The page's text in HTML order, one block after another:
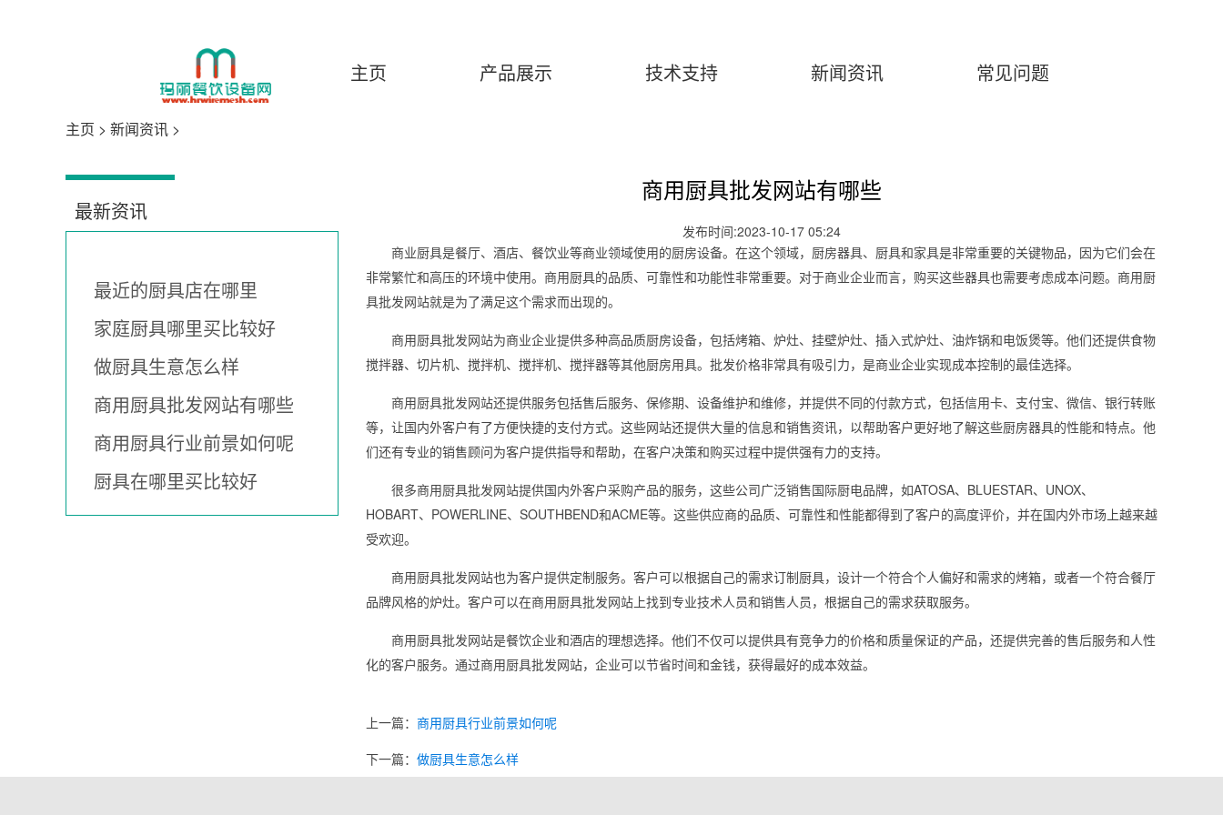
主页 产品展示 技术支持 新闻资讯 常见问题
主页 > 新闻资讯 >
最新资讯
最近的厨具店在哪里
家庭厨具哪里买比较好
做厨具生意怎么样
商用厨具批发网站有哪些
商用厨具行业前景如何呢
厨具在哪里买比较好
商用厨具批发网站有哪些
发布时间:2023-10-17 05:24
商业厨具是餐厅、酒店、餐饮业等商业领域使用的厨房设备。在这个领域，厨房器具、厨具和家具是非常重要的关键物品，因为它们会在
非常繁忙和高压的环境中使用。商用厨具的品质、可靠性和功能性非常重要。对于商业企业而言，购买这些器具也需要考虑成本问题。商用厨
具批发网站就是为了满足这个需求而出现的。
商用厨具批发网站为商业企业提供多种高品质厨房设备，包括烤箱、炉灶、挂壁炉灶、插入式炉灶、油炸锅和电饭煲等。他们还提供食物
搅拌器、切片机、搅拌机、搅拌机、搅拌器等其他厨房用具。批发价格非常具有吸引力，是商业企业实现成本控制的最佳选择。
商用厨具批发网站还提供服务包括售后服务、保修期、设备维护和维修，并提供不同的付款方式，包括信用卡、支付宝、微信、银行转账
等，让国内外客户有了方便快捷的支付方式。这些网站还提供大量的信息和销售资讯，以帮助客户更好地了解这些厨房器具的性能和特点。他
们还有专业的销售顾问为客户提供指导和帮助，在客户决策和购买过程中提供强有力的支持。
很多商用厨具批发网站提供国内外客户采购产品的服务，这些公司广泛销售国际厨电品牌，如ATOSA、BLUESTAR、UNOX、
HOBART、POWERLINE、SOUTHBEND和ACME等。这些供应商的品质、可靠性和性能都得到了客户的高度评价，并在国内外市场上越来越
受欢迎。
商用厨具批发网站也为客户提供定制服务。客户可以根据自己的需求订制厨具，设计一个符合个人偏好和需求的烤箱，或者一个符合餐厅
品牌风格的炉灶。客户可以在商用厨具批发网站上找到专业技术人员和销售人员，根据自己的需求获取服务。
商用厨具批发网站是餐饮企业和酒店的理想选择。他们不仅可以提供具有竞争力的价格和质量保证的产品，还提供完善的售后服务和人性
化的客户服务。通过商用厨具批发网站，企业可以节省时间和金钱，获得最好的成本效益。
上一篇： 商用厨具行业前景如何呢
下一篇： 做厨具生意怎么样